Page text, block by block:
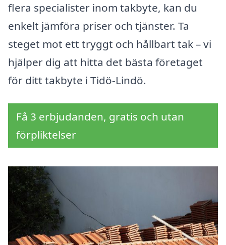
flera specialister inom takbyte, kan du
enkelt jämföra priser och tjänster. Ta
steget mot ett tryggt och hållbart tak – vi
hjälper dig att hitta det bästa företaget
för ditt takbyte i Tidö-Lindö.
Få 3 erbjudanden, gratis och utan
förpliktelser